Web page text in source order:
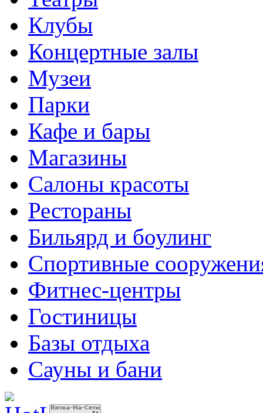
Клубы
Концертные залы
Музеи
Парки
Кафе и бары
Магазины
Салоны красоты
Рестораны
Бильярд и боулинг
Спортивные
Фитнес-центры
Гостиницы
Базы отдыха
Сауны и бани